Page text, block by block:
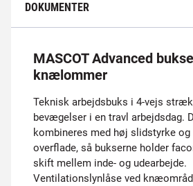
DOKUMENTER
MASCOT Advanced
knælommer
Teknisk arbejdsbuks i 4-vejs
bevægelser i en travl arbejdsdag.
kombineres med høj slidstyrke og
overflade, så bukserne holder
skift mellem inde- og udearbejde.
Ventilationslynlåse ved